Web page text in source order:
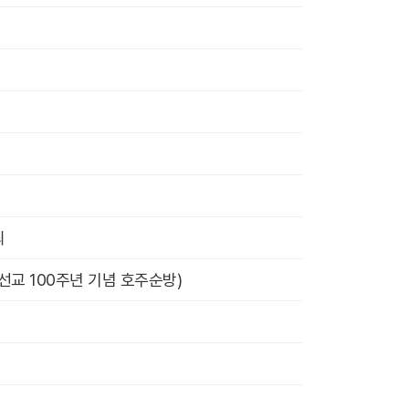
교 100주년 기념 호주순방)